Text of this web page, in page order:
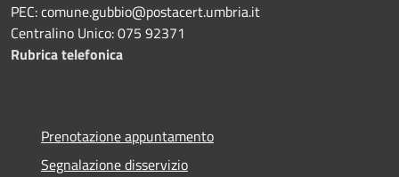
PEC: comune.gubbio@postacert.umbria.it
Centralino Unico: 075 92371
Rubrica telefonica
Prenotazione appuntamento
Segnalazione disservizio